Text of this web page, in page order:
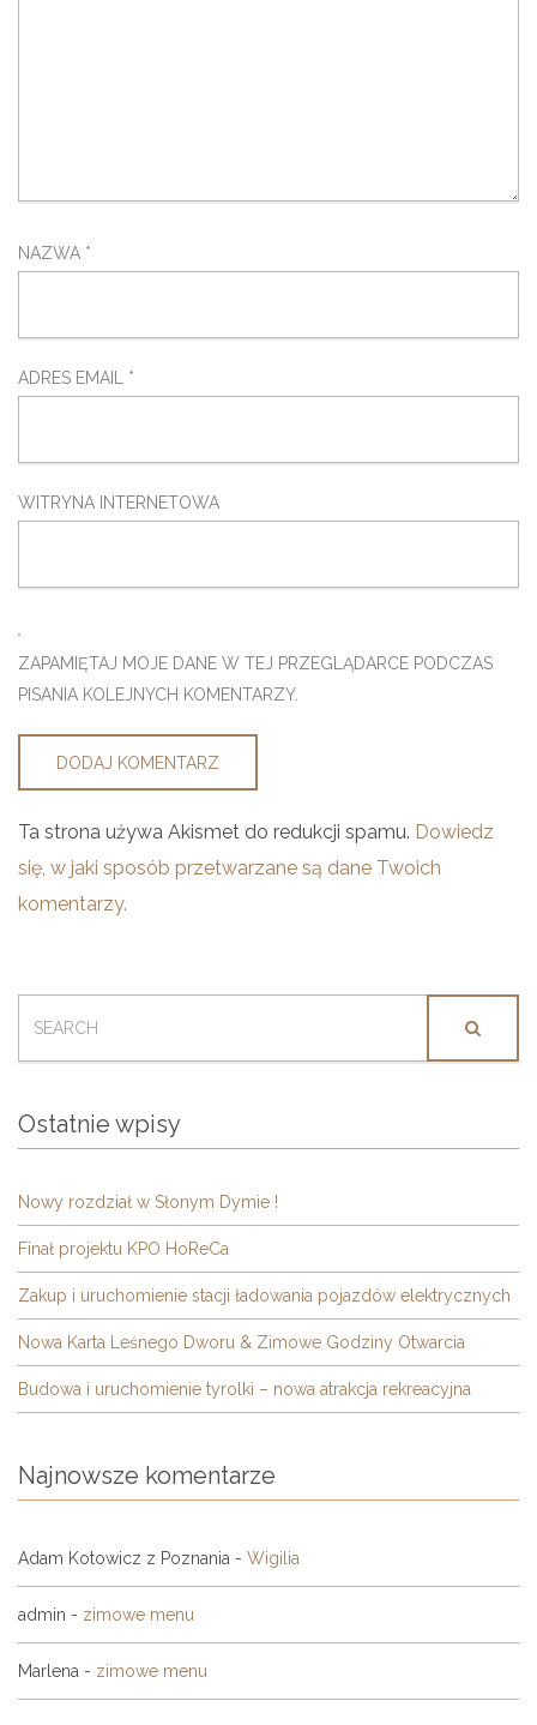
NAZWA *
ADRES EMAIL *
WITRYNA INTERNETOWA
ZAPAMIĘTAJ MOJE DANE W TEJ PRZEGLĄDARCE PODCZAS
PISANIA KOLEJNYCH KOMENTARZY.
Ta strona używa Akismet do redukcji spamu. Dowiedz
się, w jaki sposób przetwarzane są dane Twoich
komentarzy.
FOR:
Ostatnie wpisy
Nowy rozdział w Słonym Dymie !
Finał projektu KPO HoReCa
Zakup i uruchomienie stacji ładowania pojazdów elektrycznych
Nowa Karta Leśnego Dworu & Zimowe Godziny Otwarcia
Budowa i uruchomienie tyrolki – nowa atrakcja rekreacyjna
Najnowsze komentarze
Adam Kotowicz z Poznania - Wigilia
admin - zimowe menu
Marlena - zimowe menu